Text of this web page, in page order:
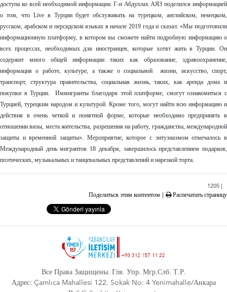
доступа ко всей необходимой информации. Г-н Абдуллах АЯЗ поделился информацией
о том, что Live в Турции будет обслуживать на турецком, английском, немецком,
русском, арабском и персидском языках в начале 2019 года и сказал: «Мы подготовили
информационную платформу, в котором вы сможете найти подробную информацию о
всех процессах, необходимых для иностранцев, которые хотят жить в Турции. Он
содержит много общей информации таких как образование, здравоохранение,
информация о работе, культуре, а также о социальной жизни, искусство, спорт,
транспорт, структура правительства, социальная жизнь, таких, как аренда дома и
покупки в Турции. Иммигранты благодаря этой платформе, смогут ознакомиться с
Турцией, турецким народом и культурой. Кроме того, могут найти всю информацию и
действия в очень четкой и понятной форме, которые необходимо предпринять в
отношении визы, места жительства, разрешения на работу, гражданства, международной
защиты и временной защиты». Мероприятие, которое с энтузиазмом отмечалось в
Международный день мигрантов 18 декабря, завершилось представлением подарков,
поэтических, музыкальных и танцевальных представлений и нарезкой торта.
1205 |
Распечатать страницу
Поделиться этим контентом
Все Права Защищены. Глв. Упр. Мгр.Слб. Т.Р.
Адрес: Çamlıca Mahallesi 122. Sokak No: 4 Yenimahalle/Анкара